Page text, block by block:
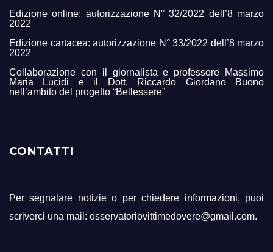
Edizione online: autorizzazione N° 32/2022 dell’8 marzo
2022
Edizione cartacea: autorizzazione N° 33/2022 dell’8 marzo
2022
Collaborazione con il giornalista e professore Massimo
Maria Lucidi e il Dott. Riccardo Giordano Buono
nell’ambito del progetto “Bellessere”
CONTATTI
Per segnalare notizie o per chiedere informazioni, puoi
scriverci una mail: osservatoriovittimedovere@gmail.com.